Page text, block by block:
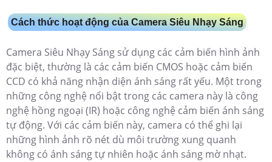
Cách thức hoạt động của Camera Siêu Nhạy Sáng
Camera Siêu Nhạy Sáng sử dụng các cảm biến hình ảnh
đặc biệt, thường là các cảm biến CMOS hoặc cảm biến
CCD có khả năng nhận diện ánh sáng rất yếu. Một trong
những công nghệ nổi bật trong các camera này là công
nghệ hồng ngoại (IR) hoặc công nghệ cảm biến ánh sáng
tự động. Với các cảm biến này, camera có thể ghi lại
những hình ảnh rõ nét dù môi trường xung quanh
không có ánh sáng tự nhiên hoặc ánh sáng mờ nhạt.